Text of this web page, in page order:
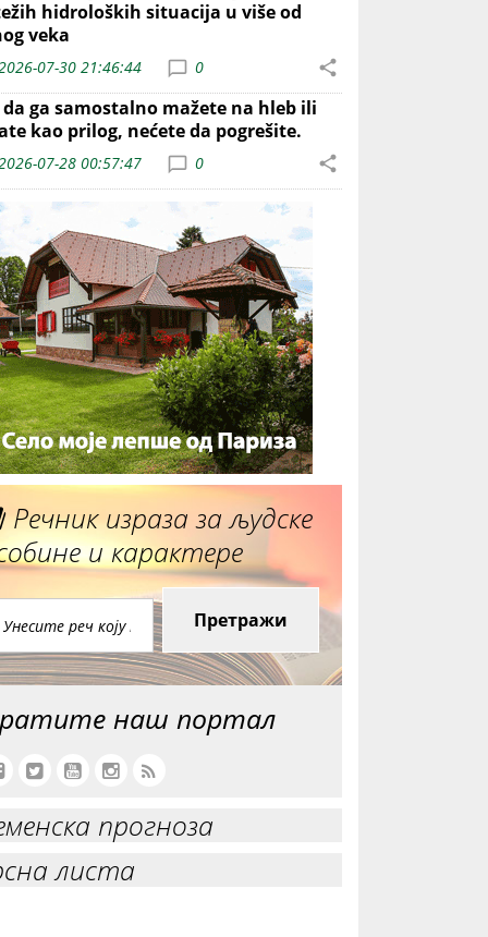
hidroloških situacija u više od
veka
07-30 21:46:44 0
ga samostalno mažete na hleb ili
kao prilog, nećete da pogrešite.
07-28 00:57:47 0
Речник израза за људске
и карактере
Претражи
наш портал
прогноза
листа